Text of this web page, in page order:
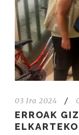
03 Ira 2024 /
ERROAK